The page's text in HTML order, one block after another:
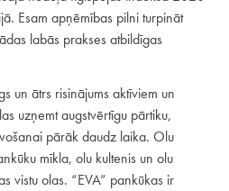
Esam apņēmības pilni turpināt
labās prakses atbildīgas
un ātrs risinājums aktīviem un
uzņemt augstvērtīgu pārtiku,
pārāk daudz laika. Olu
mīkla, olu kultenis un olu
vistu olas. “EVA” pankūkas ir